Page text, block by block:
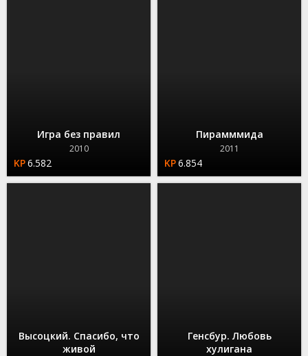
Игра без правил
2010
6.582
Пирамммида
2011
6.854
Высоцкий. Спасибо, что
живой
Генсбур. Любовь
хулигана